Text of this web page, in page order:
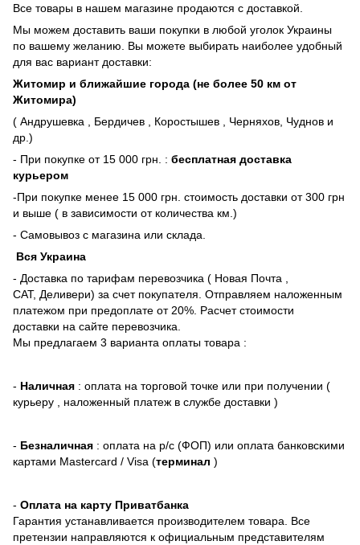
Все товары в нашем магазине продаются с доставкой.
Мы можем доставить ваши покупки в любой уголок Украины
по вашему желанию. Вы можете выбирать наиболее удобный
для вас вариант доставки:
Житомир и ближайшие города (не более 50 км от
Житомира)
( Андрушевка , Бердичев , Коростышев , Черняхов, Чуднов и
др.)
- При покупке от 15 000 грн. : бесплатная доставка
курьером
-При покупке менее 15 000 грн. стоимость доставки от 300 грн
и выше ( в зависимости от количества км.)
- Самовывоз с магазина или склада.
Вся Украина
- Доставка по тарифам перевозчика ( Новая Почта ,
САТ, Деливери) за счет покупателя. Отправляем наложенным
платежом при предоплате от 20%. Расчет стоимости
доставки на сайте перевозчика.
Мы предлагаем 3 варианта оплаты товара :
- Наличная : оплата на торговой точке или при получении (
курьеру , наложенный платеж в службе доставки )
- Безналичная : оплата на р/с (ФОП) или оплата банковскими
картами Mastercard / Visa (терминал )
- Оплата на карту Приватбанка
Гарантия устанавливается производителем товара. Все
претензии направляются к официальным представителям